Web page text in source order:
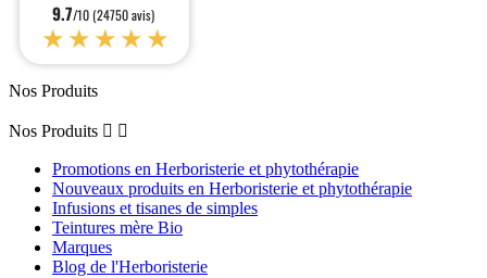
9.7/10 (24750 avis)
★★★★★
Nos Produits
Nos Produits  
Promotions en Herboristerie et phytothérapie
Nouveaux produits en Herboristerie et phytothérapie
Infusions et tisanes de simples
Teintures mère Bio
Marques
Blog de l'Herboristerie